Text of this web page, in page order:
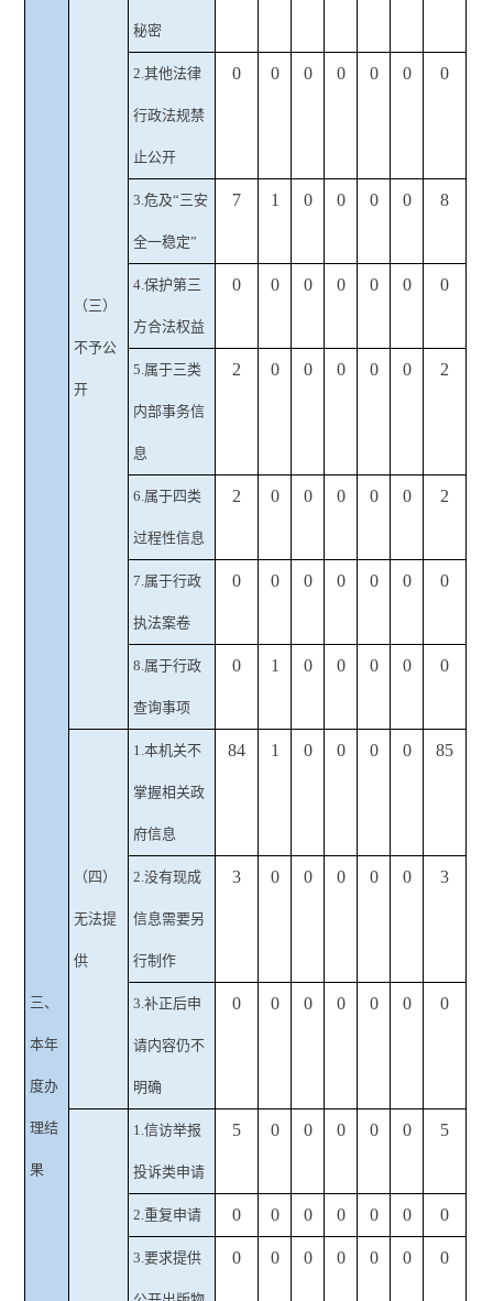
三、
本年
度办
理结
果
（三）
不予公
开
秘密
2.其他法律
行政法规禁
止公开
0 0 0 0 0 0 0
3.危及“三安
全一稳定”
7 1 0 0 0 0 8
4.保护第三
方合法权益
0 0 0 0 0 0 0
5.属于三类
内部事务信
息
2 0 0 0 0 0 2
6.属于四类
过程性信息
2 0 0 0 0 0 2
7.属于行政
执法案卷
0 0 0 0 0 0 0
8.属于行政
查询事项
0 1 0 0 0 0 0
（四）
无法提
供
1.本机关不
掌握相关政
府信息
84 1 0 0 0 0 85
2.没有现成
信息需要另
行制作
3 0 0 0 0 0 3
3.补正后申
请内容仍不
明确
0 0 0 0 0 0 0
1.信访举报
投诉类申请
5 0 0 0 0 0 5
2.重复申请 0 0 0 0 0 0 0
3.要求提供 0 0 0 0 0 0 0